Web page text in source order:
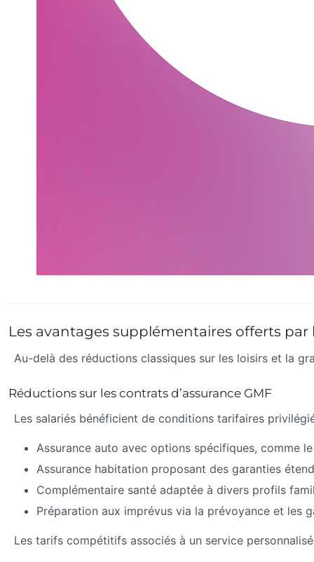
Les avantages supplémentaires offerts par
Au-delà des réductions classiques sur les loisirs et la
Réductions sur les contrats d’assurance GMF
Les salariés bénéficient de conditions tarifaires
Assurance auto avec options spécifiques, comme
Assurance habitation proposant des garanties
Complémentaire santé adaptée à divers profils
Préparation aux imprévus via la prévoyance et les
Les tarifs compétitifs associés à un service